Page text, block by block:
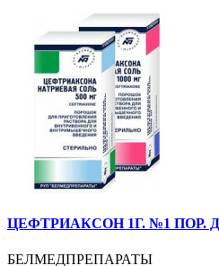
ЦЕФТРИАКСОН 1Г. №1 ПОР.
БЕЛМЕДПРЕПАРАТЫ